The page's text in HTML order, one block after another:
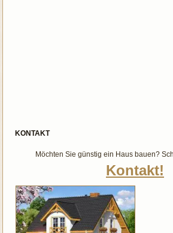
KONTAKT
Möchten Sie günstig ein Haus bauen?
Kontakt!